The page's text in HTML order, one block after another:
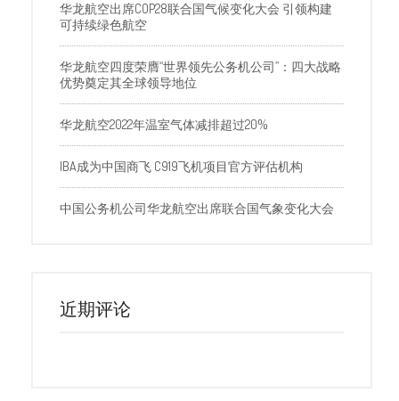
华龙航空出席COP28联合国气候变化大会 引领构建
可持续绿色航空
华龙航空四度荣膺“世界领先公务机公司”：四大战略
优势奠定其全球领导地位
华龙航空2022年温室气体减排超过20%
IBA成为中国商飞 C919飞机项目官方评估机构
中国公务机公司华龙航空出席联合国气象变化大会
近期评论